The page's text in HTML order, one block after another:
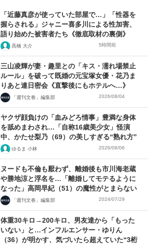
「近藤真彦が使っていた部屋で…」「性器を
握らされる」ジャニー喜多川による性加害、
語り始めた被害者たち《徹底取材の裏側》
髙橋 大介 5時間前
三山凌輝が妻・趣里との「キス・濡れ場禁止
ルール」を破って既婚の元宝塚女優・花乃ま
りあと連日密会《直撃後にもホテルへ…》
「週刊文春」編集部 2026/08/04
ヤクザ顔負けの「血みどろ情事」豊満な身体
を舐めまわされ…「自称16歳美少女」怪演
中、かたせ梨乃（69）の美しすぎる“熟れ方”
ゆるま 小林 2026/08/06
ヌードも不倫も厭わず、離婚後も市川海老蔵
や勝地涼と浮名を…「離婚してモテるように
なった」高岡早紀（51）の魔性がとまらない
「週刊文春」編集部 2024/07/29
体重30キロ→200キロ、男友達から「もった
いない」と…インフルエンサー・ゆりん
（36）が明かす、気づいたら超えていた“3桁